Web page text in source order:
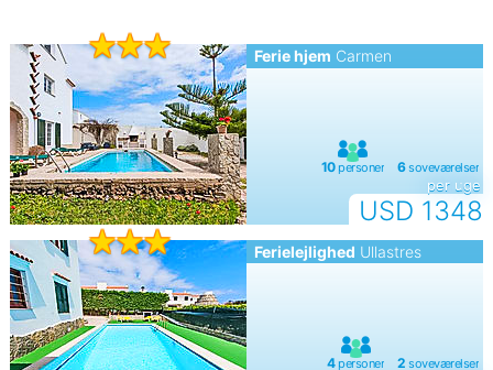
Ferie hjem Carmen
USD 1348
per uge
Ferielejlighed Ullastres